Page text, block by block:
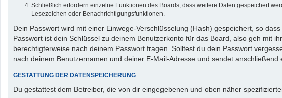
Schließlich erfordern einzelne Funktionen des Boards, dass weitere Daten gespeichert
Lesezeichen oder Benachrichtigungsfunktionen.
Dein Passwort wird mit einer Einwege-Verschlüsselung (Hash) gespeichert, so
Passwort ist dein Schlüssel zu deinem Benutzerkonto für das Board, also geh mit
berechtigterweise nach deinem Passwort fragen. Solltest du dein Passwort
nach deinem Benutzernamen und deiner E-Mail-Adresse und sendet
GESTATTUNG DER DATENSPEICHERUNG
Du gestattest dem Betreiber, die von dir eingegebenen und oben näher